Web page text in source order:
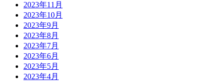
2023年11月
2023年10月
2023年9月
2023年8月
2023年7月
2023年6月
2023年5月
2023年4月